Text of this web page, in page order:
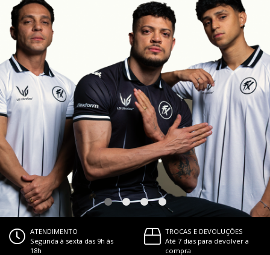
ATENDIMENTO
Segunda à sexta das 9h às
18h
TROCAS E DEVOLUÇÕES
Até 7 dias para devolver a
compra